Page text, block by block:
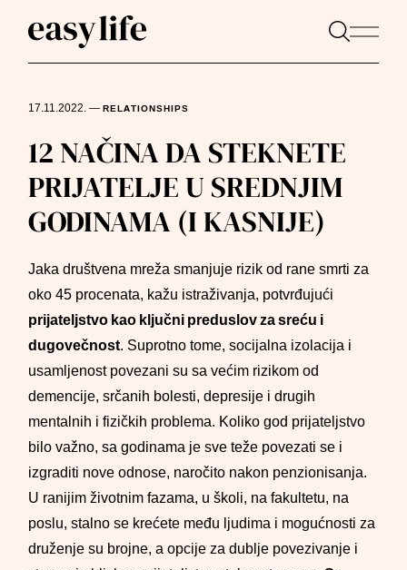
17.11.2022.—RELATIONSHIPS
12 NAČINA DA STEKNETE
PRIJATELJE U SREDNJIM
GODINAMA (I KASNIJE)
Jaka društvena mreža smanjuje rizik od rane smrti za
oko 45 procenata, kažu istraživanja, potvrđujući
prijateljstvo kao ključni preduslov za sreću i
dugovečnost. Suprotno tome, socijalna izolacija i
usamljenost povezani su sa većim rizikom od
demencije, srčanih bolesti, depresije i drugih
mentalnih i fizičkih problema. Koliko god prijateljstvo
bilo važno, sa godinama je sve teže povezati se i
izgraditi nove odnose, naročito nakon penzionisanja.
U ranijim životnim fazama, u školi, na fakultetu, na
poslu, stalno se krećete među ljudima i mogućnosti za
druženje su brojne, a opcije za dublje povezivanje i